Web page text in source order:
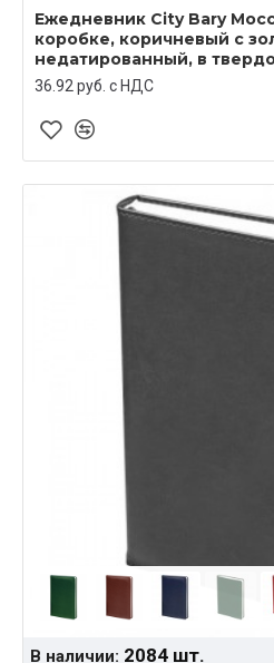
Ежедневник City Bary
коробке, коричневый с
недатированный, в
36.92 руб. c НДС
В наличии: 2084 шт.